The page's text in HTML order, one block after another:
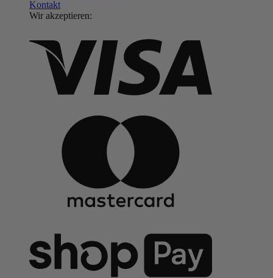
Kontakt
Wir akzeptieren: